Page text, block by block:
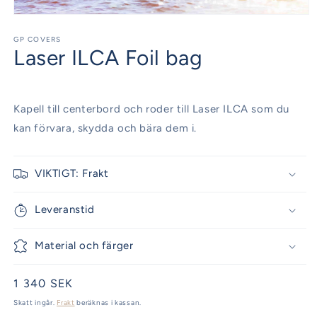
1
i
modalfönster
GP COVERS
Laser ILCA Foil bag
Kapell till centerbord och roder till Laser ILCA som du
kan förvara, skydda och bära dem i.
VIKTIGT: Frakt
Leveranstid
Material och färger
Ordinarie
pris
1 340 SEK
Skatt ingår. Frakt beräknas i kassan.